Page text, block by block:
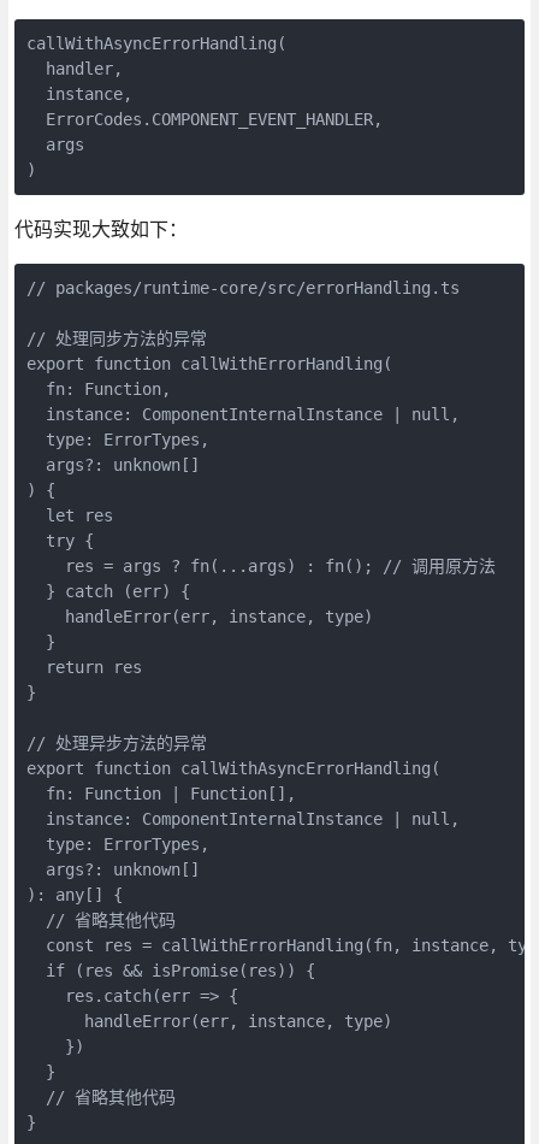
callWithAsyncErrorHandling(
  handler,
  instance,
  ErrorCodes.COMPONENT_EVENT_HANDLER,
  args
)
代码实现大致如下：
// packages/runtime-core/src/errorHandling.ts
// 处理同步方法的异常
export function callWithErrorHandling(
  fn: Function,
  instance: ComponentInternalInstance | null,
  type: ErrorTypes,
  args?: unknown[]
) {
  let res
  try {
    res = args ? fn(...args) : fn(); // 调用原方法
  } catch (err) {
    handleError(err, instance, type)
  }
  return res
}
// 处理异步方法的异常
export function callWithAsyncErrorHandling(
  fn: Function | Function[],
  instance: ComponentInternalInstance | null,
  type: ErrorTypes,
  args?: unknown[]
): any[] {
  // 省略其他代码
const res = callWithErrorHandling(fn, instance,
  if (res && isPromise(res)) {
    res.catch(err => {
      handleError(err, instance, type)
    })
  }
  // 省略其他代码
}